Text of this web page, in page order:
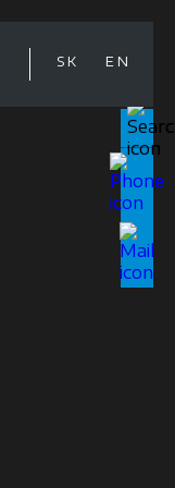
SK EN